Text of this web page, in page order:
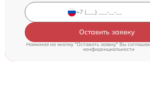
Оставить заявку
Нажимая на кнопку "Оставить заявку" Вы
конфиденциальности